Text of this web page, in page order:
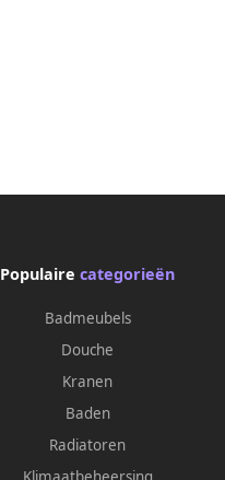
Populaire categorieën
Badmeubels
Douche
Kranen
Baden
Radiatoren